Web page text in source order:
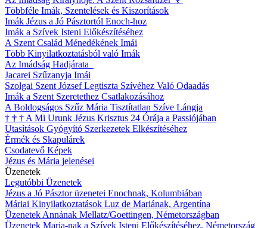
Többféle Imák, Szentelések és Kiszorítások
Imák Jézus a Jó Pásztortól Enoch-hoz
Imák a Szívek Isteni Előkészítéséhez
A Szent Család Ménedékének Imái
Több Kinyilatkoztatásból való Imák
Az Imádság Hadjárata
Jacarei Szűzanyja Imái
Szolgai Szent József Legtiszta Szívéhez Való Odaadás
Imák a Szent Szeretethez Csatlakozásához
A Boldogságos Szűz Mária Tisztítatlan Szíve Lángja
† † † A Mi Urunk Jézus Krisztus 24 Órája a Passiójában
Utasítások Gyógyító Szerkezetek Elkészítéséhez
Érmék és Skapulárek
Csodatevő Képek
Jézus és Mária jelenései
Üzenetek
Legutóbbi Üzenetek
Jézus a Jó Pásztor üzenetei Enochnak, Kolumbiában
Máriai Kinyilatkoztatások Luz de Mariának, Argentína
Üzenetek Annának Mellatz/Goettingen, Németországban
Üzenetek Maria-nak a Szívek Isteni Előkészítéséhez, Németország